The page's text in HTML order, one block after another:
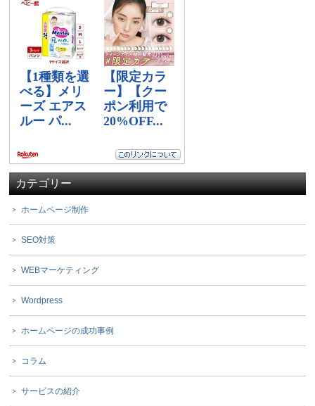
カテゴリー
ホームページ制作
SEO対策
WEBマーケティング
Wordpress
ホームページの成功事例
コラム
サービスの紹介